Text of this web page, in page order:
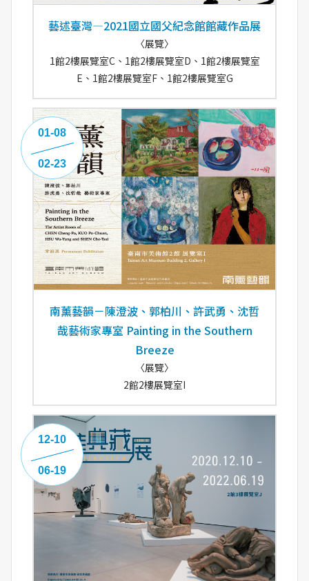
藝述臺灣—2021國立國父紀念館館藏作品展
〈展覽〉
1館2樓展覽室C、1館2樓展覽室D、1館2樓展覽室
E、1館2樓展覽室F、1館2樓展覽室G
南薰藝韻－陳澄波、郭柏川、許武勇、沈哲
哉藝術家專室 Painting in the Southern
Breeze
〈展覽〉
2館2樓展覽室I
01-08
02-23
12-10
06-19